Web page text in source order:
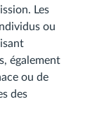
Les
ou
également
ou de
des